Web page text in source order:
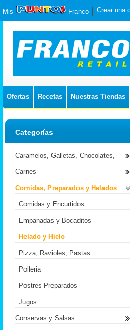
Mis Franco Crear una
Ofertas Recetas Nuestras Tiendas
Categorías
Caramelos, Galletas, Chocolates,
Carnes
Comidas, Preparados y Helados
Comidas y Encurtidos
Empanadas y Bocaditos
Helado y Hielo
Pizza, Ravioles, Pastas
Polleria
Postres Preparados
Jugos
Conservas y Salsas